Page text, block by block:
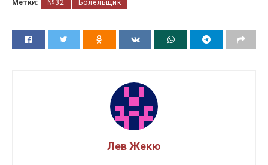
Метки: №32 Болельщик
Лев Жекю